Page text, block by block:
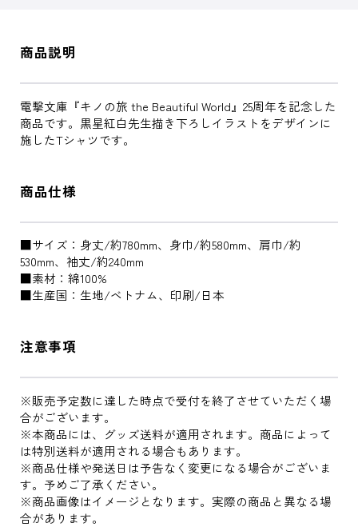
商品説明
電撃文庫『キノの旅 the Beautiful World』25周年を記念した
商品です。黒星紅白先生描き下ろしイラストをデザインに
施したTシャツです。
商品仕様
■サイズ：身丈/約780mm、身巾/約580mm、肩巾/約
530mm、袖丈/約240mm
■素材：綿100%
■生産国：生地/ベトナム、印刷/日本
注意事項
※販売予定数に達した時点で受付を終了させていただく場
合がございます。
※本商品には、グッズ送料が適用されます。商品によって
は特別送料が適用される場合もあります。
※商品仕様や発送日は予告なく変更になる場合がございま
す。予めご了承ください。
※商品画像はイメージとなります。実際の商品と異なる場
合があります。